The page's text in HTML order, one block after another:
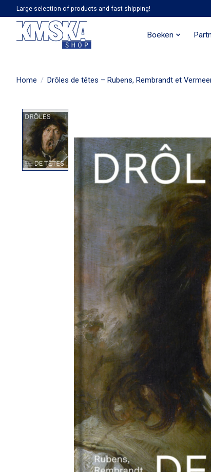
Large selection of products and fast shipping!
Boeken
Home / Drôles de têtes – Rubens, Rembrandt et